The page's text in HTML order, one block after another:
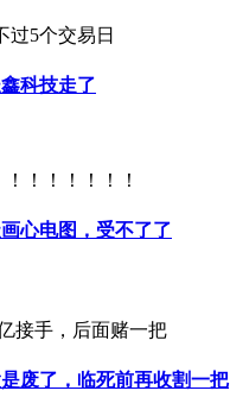
过5个交易日
科技走了
！！！！！！
心电图，受不了了
接手，后面赌一把
废了，临死前再收割一把